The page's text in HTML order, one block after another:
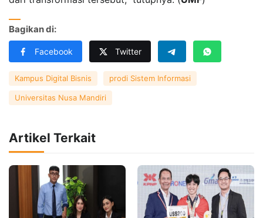
Bagikan di:
Facebook Twitter
Kampus Digital Bisnis prodi Sistem Informasi
Universitas Nusa Mandiri
Artikel Terkait